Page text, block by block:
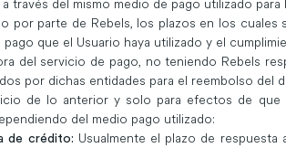
a través del mismo medio de pago utilizado
por parte de Rebels, los plazos en los
pago que el Usuario haya utilizado y el
del servicio de pago, no teniendo Rebels
por dichas entidades para el reembolso del
de lo anterior y solo para efectos de que
del medio pago utilizado:
de crédito: Usualmente el plazo de